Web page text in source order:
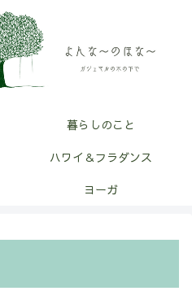
暮らしのこと
ハワイ＆フラダンス
ヨーガ